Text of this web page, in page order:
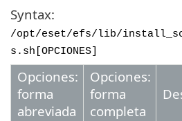
Syntax:
/opt/eset/efs/lib/
s.sh[OPCIONES]
Opciones:
forma
abreviada
Opciones:
forma
completa